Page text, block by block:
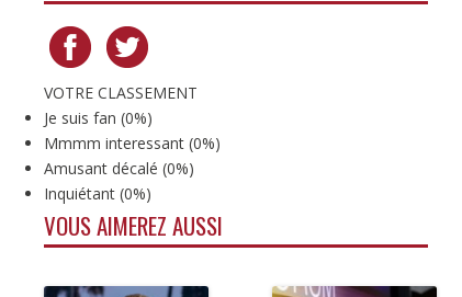
VOTRE CLASSEMENT
Je suis fan (0%)
Mmmm interessant (0%)
Amusant décalé (0%)
Inquiétant (0%)
VOUS AIMEREZ AUSSI